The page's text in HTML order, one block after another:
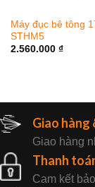
Máy đục bê tông
STHM5
2.560.000 ₫
Giao hàng
Giao hàng
Thanh
Cam kết